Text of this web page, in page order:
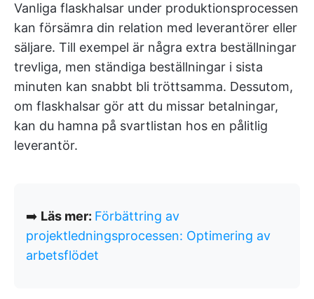
Vanliga flaskhalsar under produktionsprocessen
kan försämra din relation med leverantörer eller
säljare. Till exempel är några extra beställningar
trevliga, men ständiga beställningar i sista
minuten kan snabbt bli tröttsamma. Dessutom,
om flaskhalsar gör att du missar betalningar,
kan du hamna på svartlistan hos en pålitlig
leverantör.
➡️ Läs mer: Förbättring av
projektledningsprocessen: Optimering av
arbetsflödet